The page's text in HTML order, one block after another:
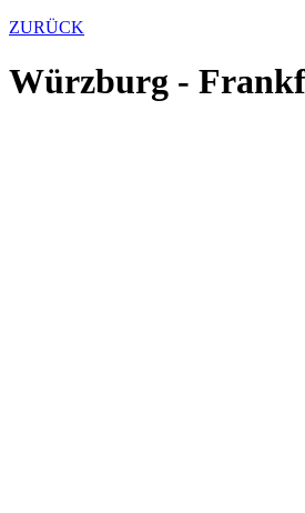
ZURÜCK
Würzburg -